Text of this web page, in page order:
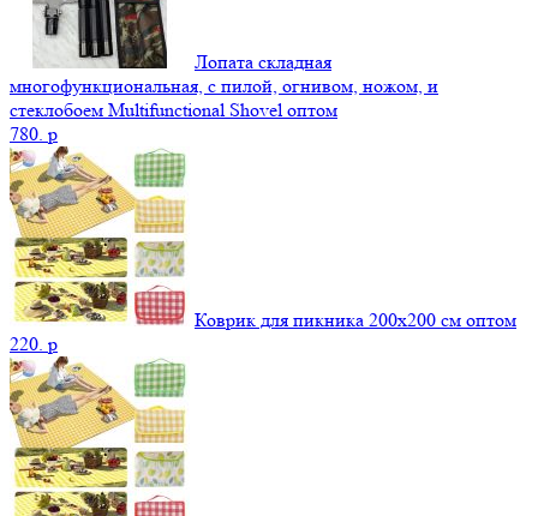
Лопата складная
многофункциональная, с пилой, огнивом, ножом, и
стеклобоем Multifunctional Shovel оптом
780. p
Коврик для пикника 200х200 см оптом
220. p